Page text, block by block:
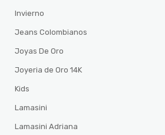
Invierno
Jeans Colombianos
Joyas De Oro
Joyeria de Oro 14K
Kids
Lamasini
Lamasini Adriana